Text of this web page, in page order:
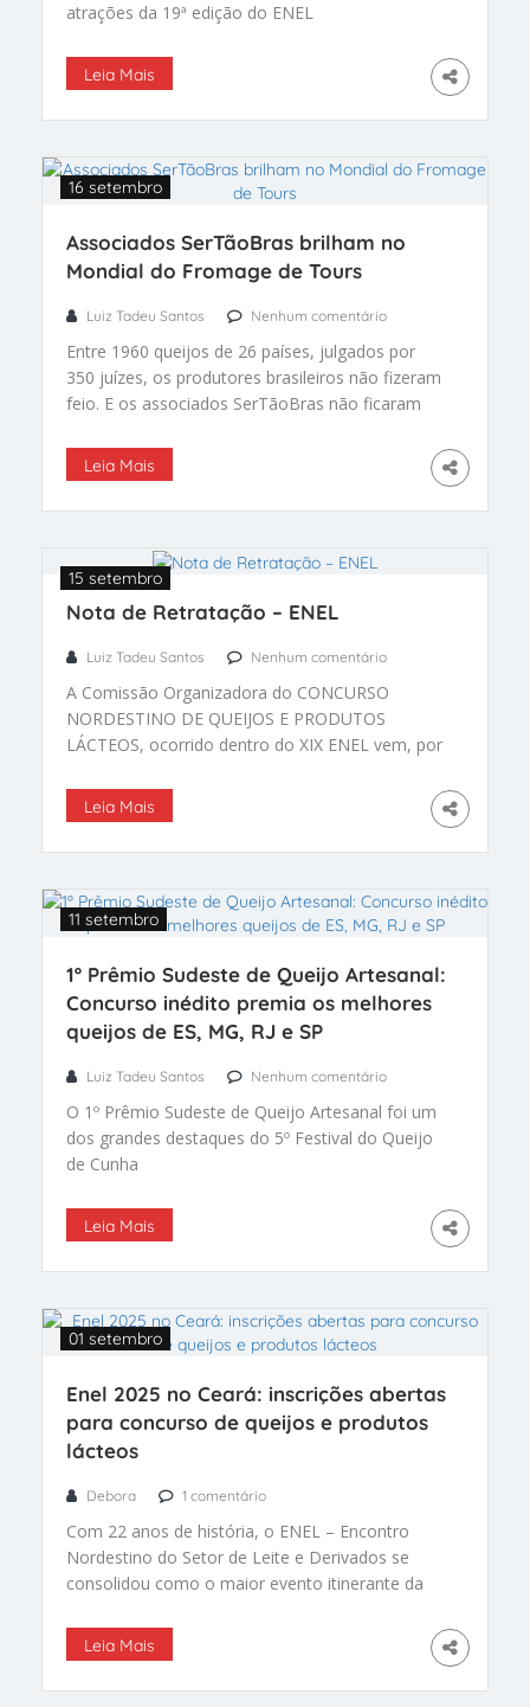
atrações da 19ª edição do ENEL
Leia Mais
Associados SerTãoBras brilham no
Mondial do Fromage de Tours
16 setembro
Luiz Tadeu Santos Nenhum comentário
Entre 1960 queijos de 26 países, julgados por
350 juízes, os produtores brasileiros não fizeram
feio. E os associados SerTãoBras não ficaram
Leia Mais
Nota de Retratação – ENEL
15 setembro
Luiz Tadeu Santos Nenhum comentário
A Comissão Organizadora do CONCURSO
NORDESTINO DE QUEIJOS E PRODUTOS
LÁCTEOS, ocorrido dentro do XIX ENEL vem, por
profunda consternação e pesar pelo ocorrido
durante o evento.
Leia Mais
1º Prêmio Sudeste de Queijo Artesanal:
Concurso inédito premia os melhores
queijos de ES, MG, RJ e SP
11 setembro
Luiz Tadeu Santos Nenhum comentário
O 1º Prêmio Sudeste de Queijo Artesanal foi um
dos grandes destaques do 5º Festival do Queijo
de Cunha
Leia Mais
Enel 2025 no Ceará: inscrições abertas
para concurso de queijos e produtos
lácteos
01 setembro
Debora 1 comentário
Com 22 anos de história, o ENEL – Encontro
Nordestino do Setor de Leite e Derivados se
consolidou como o maior evento itinerante da
13 de setembro de 2025 acontece a 19ª edição
Leia Mais